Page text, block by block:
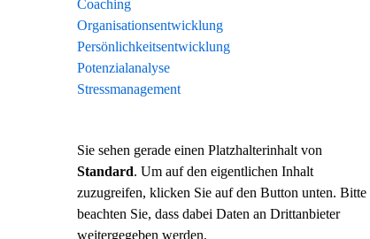
Coaching
Organisationsentwicklung
Persönlichkeitsentwicklung
Potenzialanalyse
Stressmanagement
Sie sehen gerade einen Platzhalterinhalt von
Standard. Um auf den eigentlichen Inhalt
zuzugreifen, klicken Sie auf den Button unten. Bitte
beachten Sie, dass dabei Daten an Drittanbieter
weitergegeben werden.